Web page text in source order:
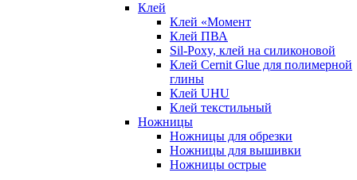
Клей
Клей «Момент
Клей ПВА
Sil-Poxy, клей на силиконовой
Клей Cernit Glue для полимерной
глины
Клей UHU
Клей текстильный
Ножницы
Ножницы для обрезки
Ножницы для вышивки
Ножницы острые